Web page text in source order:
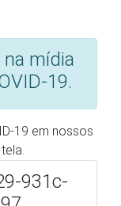
931c-
de-